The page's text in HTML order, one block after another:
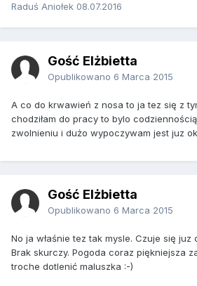
Raduś Aniołek 08.07.2016
Gość Elżbietta
Opublikowano 6 Marca 2015
A co do krwawień z nosa to ja tez się z
chodziłam do pracy to bylo
zwolnieniu i dużo wypoczywam jest juz
Gość Elżbietta
Opublikowano 6 Marca 2015
No ja właśnie tez tak mysle. Czuje się juz
Brak skurczy. Pogoda coraz piękniejsza
troche dotlenić maluszka :-)